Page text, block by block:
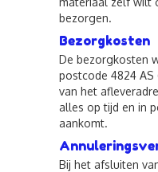
bezorgen.
Bezorgkosten
De bezorgkosten
postcode 4824 AS
van het
alles op tijd en in
aankomt.
Bij het afsluiten